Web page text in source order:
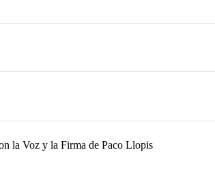
la Voz y la Firma de Paco Llopis